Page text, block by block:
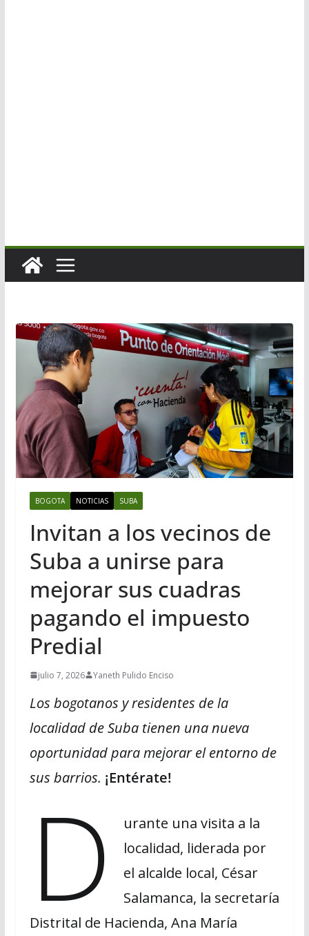
BOGOTA NOTICIAS SUBA
Invitan a los vecinos de
Suba a unirse para
mejorar sus cuadras
pagando el impuesto
Predial
julio 7, 2026 Yaneth Pulido Enciso
Los bogotanos y residentes de la
localidad de Suba tienen una nueva
oportunidad para mejorar el entorno de
sus barrios. ¡Entérate!
D
urante una visita a la
localidad, liderada por
el alcalde local, César
Salamanca, la secretaría
Distrital de Hacienda, Ana María